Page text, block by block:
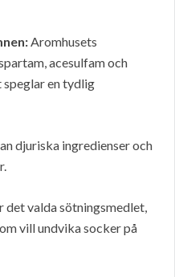
Aromhusets
acesulfam och
en tydlig
djuriska ingredienser och
det valda sötningsmedlet,
vill undvika socker på